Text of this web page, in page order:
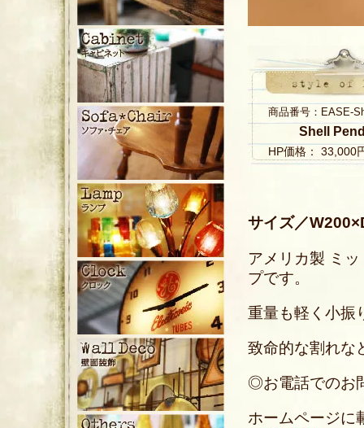
商品番号：EASE-
Shell
HP価格： 33,000
サイズ／
アメリカ製 ミ
プです。
重量も軽く小振
致命的な割れな
◎お電話でのお
ホームページに